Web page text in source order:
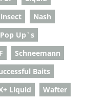
Nash
Pop Up`s
Schneemann
Baits
Liquid
Wafter